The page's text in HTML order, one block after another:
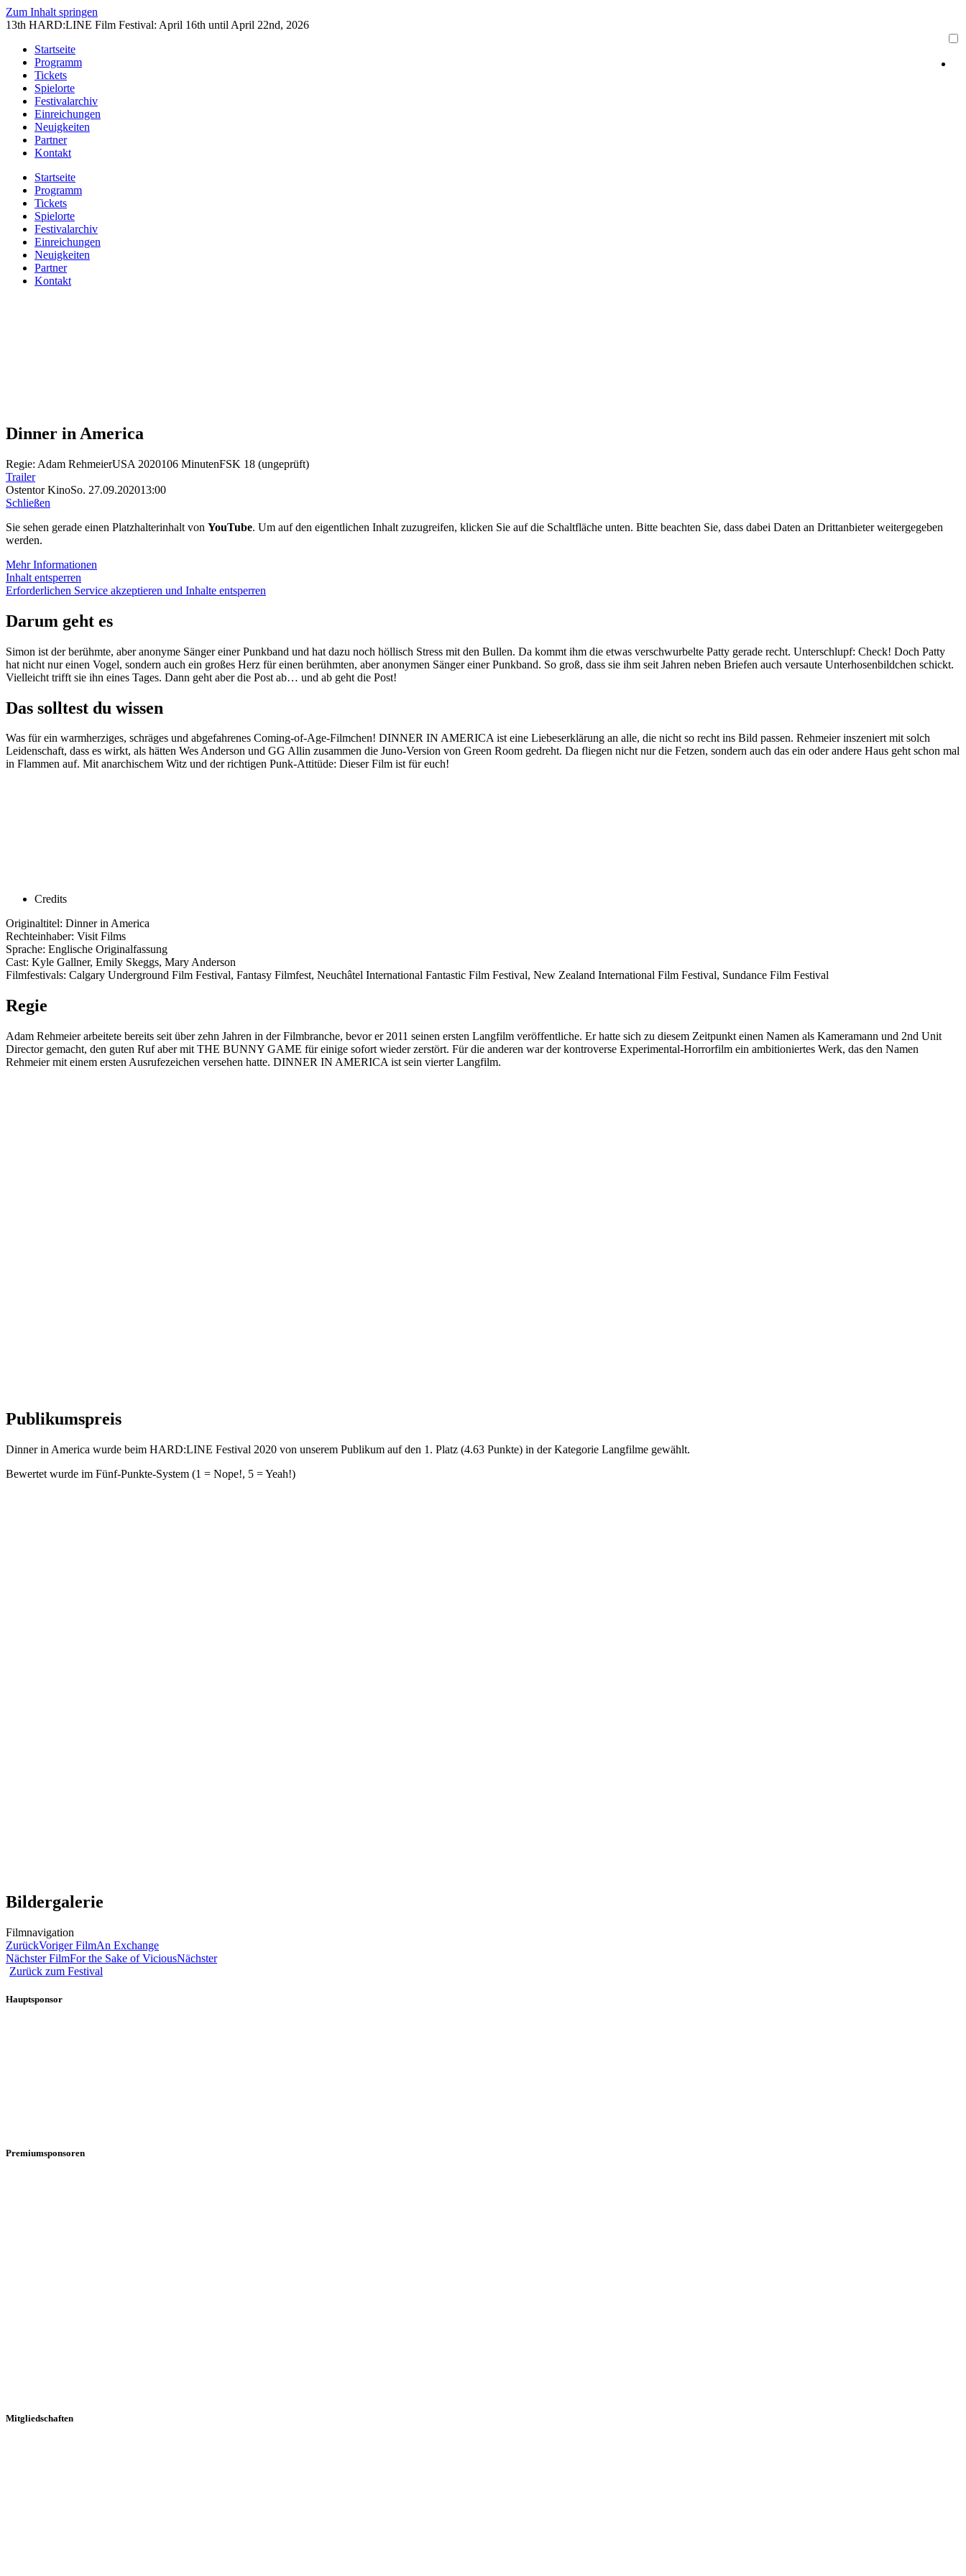
Zum Inhalt springen
13th HARD:LINE Film Festival: April 16th until April 22nd, 2026
Startseite
Programm
Tickets
Spielorte
Festivalarchiv
Einreichungen
Neuigkeiten
Partner
Kontakt
Startseite
Programm
Tickets
Spielorte
Festivalarchiv
Einreichungen
Neuigkeiten
Partner
Kontakt
Dinner in America
Regie: Adam RehmeierUSA 2020106 MinutenFSK 18 (ungeprüft)
Trailer
Ostentor KinoSo. 27.09.202013:00
Schließen
Sie sehen gerade einen Platzhalterinhalt von YouTube. Um auf den eigentlichen Inhalt zuzugreifen, klicken Sie auf die Schaltfläche unten. Bitte beachten Sie, dass dabei Daten an Drittanbieter weitergegeben
werden.
Mehr Informationen
Inhalt entsperren
Erforderlichen Service akzeptieren und Inhalte entsperren
Darum geht es
Simon ist der berühmte, aber anonyme Sänger einer Punkband und hat dazu noch höllisch Stress mit den Bullen. Da kommt ihm die etwas verschwurbelte Patty gerade recht. Unterschlupf: Check! Doch Patty
hat nicht nur einen Vogel, sondern auch ein großes Herz für einen berühmten, aber anonymen Sänger einer Punkband. So groß, dass sie ihm seit Jahren neben Briefen auch versaute Unterhosenbildchen schickt.
Vielleicht trifft sie ihn eines Tages. Dann geht aber die Post ab… und ab geht die Post!
Das solltest du wissen
Was für ein warmherziges, schräges und abgefahrenes Coming-of-Age-Filmchen! DINNER IN AMERICA ist eine Liebeserklärung an alle, die nicht so recht ins Bild passen. Rehmeier inszeniert mit solch
Leidenschaft, dass es wirkt, als hätten Wes Anderson und GG Allin zusammen die Juno-Version von Green Room gedreht. Da fliegen nicht nur die Fetzen, sondern auch das ein oder andere Haus geht schon mal
in Flammen auf. Mit anarchischem Witz und der richtigen Punk-Attitüde: Dieser Film ist für euch!
Credits
Originaltitel: Dinner in America
Rechteinhaber: Visit Films
Sprache: Englische Originalfassung
Cast: Kyle Gallner, Emily Skeggs, Mary Anderson
Filmfestivals: Calgary Underground Film Festival, Fantasy Filmfest, Neuchâtel International Fantastic Film Festival, New Zealand International Film Festival, Sundance Film Festival
Regie
Adam Rehmeier arbeitete bereits seit über zehn Jahren in der Filmbranche, bevor er 2011 seinen ersten Langfilm veröffentliche. Er hatte sich zu diesem Zeitpunkt einen Namen als Kameramann und 2nd Unit
Director gemacht, den guten Ruf aber mit THE BUNNY GAME für einige sofort wieder zerstört. Für die anderen war der kontroverse Experimental-Horrorfilm ein ambitioniertes Werk, das den Namen
Rehmeier mit einem ersten Ausrufezeichen versehen hatte. DINNER IN AMERICA ist sein vierter Langfilm.
Publikumspreis
Dinner in America wurde beim HARD:LINE Festival 2020 von unserem Publikum auf den 1. Platz (4.63 Punkte) in der Kategorie Langfilme gewählt.
Bewertet wurde im Fünf-Punkte-System (1 = Nope!, 5 = Yeah!)
Bildergalerie
Filmnavigation
ZurückVoriger FilmAn Exchange
Nächster FilmFor the Sake of ViciousNächster
Zurück zum Festival
Hauptsponsor
Premiumsponsoren
Mitgliedschaften